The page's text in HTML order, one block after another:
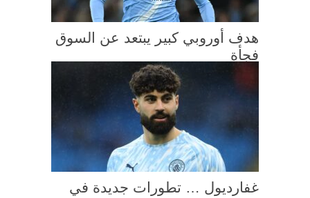
هدف أوروبي كبير يبتعد عن السوق
فجأة
غفارديول … تطورات جديدة في